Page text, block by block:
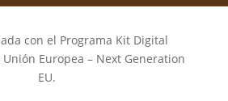
con el Programa Kit Digital
Europea – Next Generation
EU.